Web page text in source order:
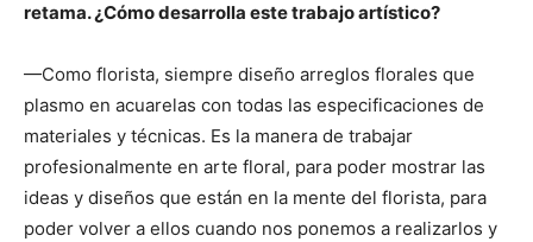
retama. ¿Cómo desarrolla este trabajo artístico?
—Como florista, siempre diseño arreglos florales que
plasmo en acuarelas con todas las especificaciones de
materiales y técnicas. Es la manera de trabajar
profesionalmente en arte floral, para poder mostrar las
ideas y diseños que están en la mente del florista, para
poder volver a ellos cuando nos ponemos a realizarlos y